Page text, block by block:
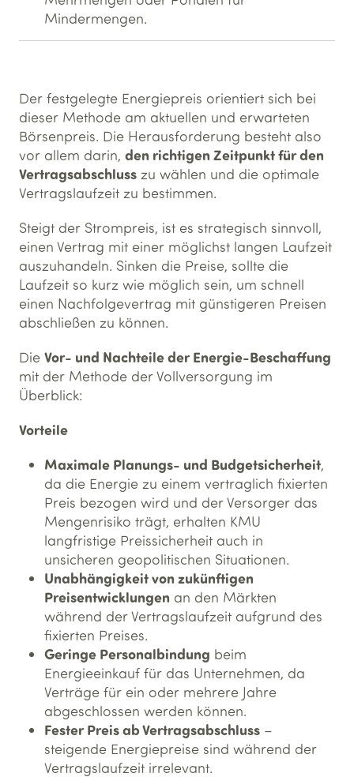
Mindermengen.
Der festgelegte Energiepreis orientiert sich bei
dieser Methode am aktuellen und erwarteten
Börsenpreis. Die Herausforderung besteht also
vor allem darin, den richtigen Zeitpunkt für den
Vertragsabschluss zu wählen und die optimale
Vertragslaufzeit zu bestimmen.
Steigt der Strompreis, ist es strategisch sinnvoll,
einen Vertrag mit einer möglichst langen Laufzeit
auszuhandeln. Sinken die Preise, sollte die
Laufzeit so kurz wie möglich sein, um schnell
einen Nachfolgevertrag mit günstigeren Preisen
abschließen zu können.
Die Vor- und Nachteile der Energie-Beschaffung
mit der Methode der Vollversorgung im
Überblick:
Vorteile
Maximale Planungs- und Budgetsicherheit,
da die Energie zu einem vertraglich fixierten
Preis bezogen wird und der Versorger das
Mengenrisiko trägt, erhalten KMU
langfristige Preissicherheit auch in
unsicheren geopolitischen Situationen.
Unabhängigkeit von zukünftigen
Preisentwicklungen an den Märkten
während der Vertragslaufzeit aufgrund des
fixierten Preises.
Geringe Personalbindung beim
Energieeinkauf für das Unternehmen, da
Verträge für ein oder mehrere Jahre
abgeschlossen werden können.
Fester Preis ab Vertragsabschluss –
steigende Energiepreise sind während der
Vertragslaufzeit irrelevant.